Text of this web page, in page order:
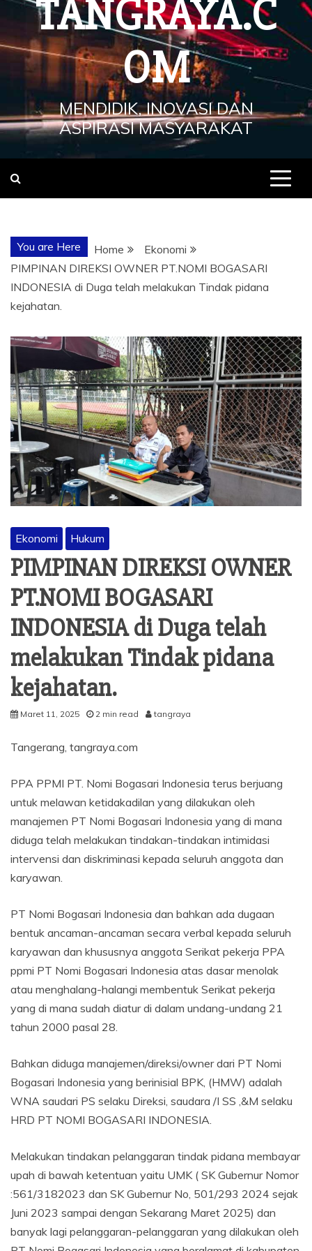
TANGRAYA.C
OM
MENDIDIK, INOVASI DAN
ASPIRASI MASYARAKAT
You are Here Home
Ekonomi
PIMPINAN DIREKSI OWNER PT.NOMI BOGASARI
INDONESIA di Duga telah melakukan Tindak pidana
kejahatan.
Ekonomi Hukum
PIMPINAN DIREKSI OWNER
PT.NOMI BOGASARI
INDONESIA di Duga telah
melakukan Tindak pidana
kejahatan.
Maret 11, 2025 2 min read tangraya
Tangerang, tangraya.com
PPA PPMI PT. Nomi Bogasari Indonesia terus berjuang
untuk melawan ketidakadilan yang dilakukan oleh
manajemen PT Nomi Bogasari Indonesia yang di mana
diduga telah melakukan tindakan-tindakan intimidasi
intervensi dan diskriminasi kepada seluruh anggota dan
karyawan.
PT Nomi Bogasari Indonesia dan bahkan ada dugaan
bentuk ancaman-ancaman secara verbal kepada seluruh
karyawan dan khususnya anggota Serikat pekerja PPA
ppmi PT Nomi Bogasari Indonesia atas dasar menolak
atau menghalang-halangi membentuk Serikat pekerja
yang di mana sudah diatur di dalam undang-undang 21
tahun 2000 pasal 28.
Bahkan diduga manajemen/direksi/owner dari PT Nomi
Bogasari Indonesia yang berinisial BPK, (HMW) adalah
WNA saudari PS selaku Direksi, saudara /I SS ,&M selaku
HRD PT NOMI BOGASARI INDONESIA.
Melakukan tindakan pelanggaran tindak pidana membayar
upah di bawah ketentuan yaitu UMK ( SK Gubernur Nomor
:561/3182023 dan SK Gubernur No, 501/293 2024 sejak
Juni 2023 sampai dengan Sekarang Maret 2025) dan
banyak lagi pelanggaran-pelanggaran yang dilakukan oleh